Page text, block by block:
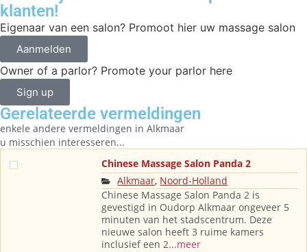
klanten!
Eigenaar van een salon? Promoot hier uw massage salon
Aanmelden
Owner of a parlor? Promote your parlor here
Sign up
Gerelateerde vermeldingen
enkele andere vermeldingen in Alkmaar
u misschien interesseren...
Chinese Massage Salon Panda 2
Alkmaar, Noord-Holland
Chinese Massage Salon Panda 2 is
gevestigd in Oudorp Alkmaar ongeveer 5
minuten van het stadscentrum. Deze
nieuwe salon heeft 3 ruime kamers
inclusief een 2...meer